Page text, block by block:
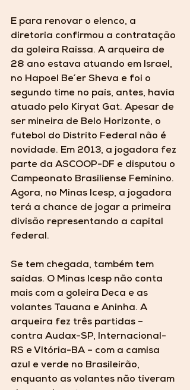
E para renovar o elenco, a
diretoria confirmou a contratação
da goleira Raissa. A arqueira de
28 ano estava atuando em Israel,
no Hapoel Be´er Sheva e foi o
segundo time no país, antes, havia
atuado pelo Kiryat Gat. Apesar de
ser mineira de Belo Horizonte, o
futebol do Distrito Federal não é
novidade. Em 2013, a jogadora fez
parte da ASCOOP-DF e disputou o
Campeonato Brasiliense Feminino.
Agora, no Minas Icesp, a jogadora
terá a chance de jogar a primeira
divisão representando a capital
federal.
Se tem chegada, também tem
saídas. O Minas Icesp não conta
mais com a goleira Deca e as
volantes Tauana e Aninha. A
arqueira fez três partidas –
contra Audax-SP, Internacional-
RS e Vitória-BA – com a camisa
azul e verde no Brasileirão,
enquanto as volantes não tiveram